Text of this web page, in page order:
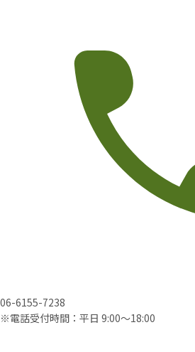
06-6155-7238
※電話受付時間：平日 9:00〜18:00